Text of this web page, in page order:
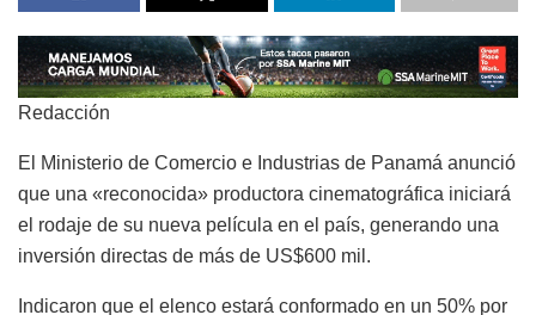
Redacción
El Ministerio de Comercio e Industrias de Panamá anunció
que una «reconocida» productora cinematográfica iniciará
el rodaje de su nueva película en el país, generando una
inversión directas de más de US$600 mil.
Indicaron que el elenco estará conformado en un 50% por